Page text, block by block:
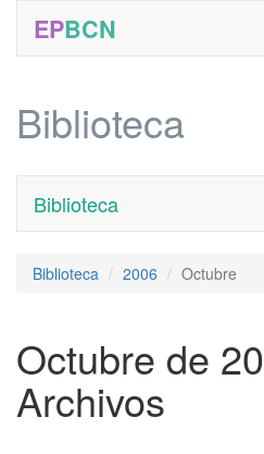
EPBCN
Biblioteca
Biblioteca
Biblioteca 2006 Octubre
Octubre de
Archivos